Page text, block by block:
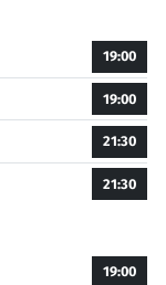
19:00
19:00
21:30
21:30
19:00